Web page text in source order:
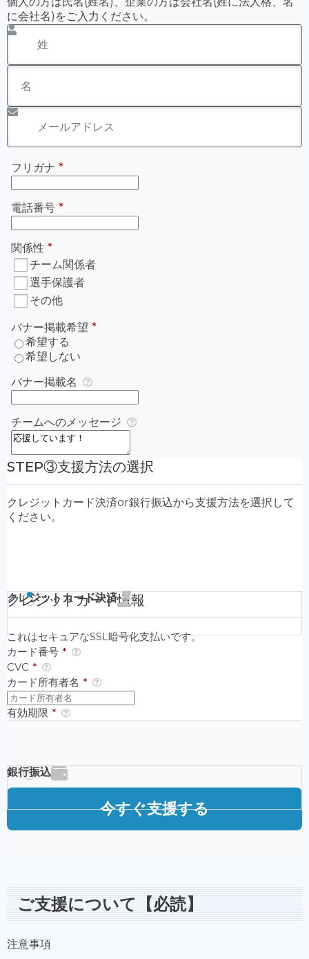
決済後に
・クレジットカード利用は決済完了時
・銀行振込は口座への入金が確認出来次第（数日かかりま
※年末年始に銀行振込の方は入金確認が1/4以降となりま
ご登録いただくメールアドレスに支援証明書が送付されま
迷惑メールとして受信拒否をされてしまわないよう、
ご支援について【必読】
注意事項